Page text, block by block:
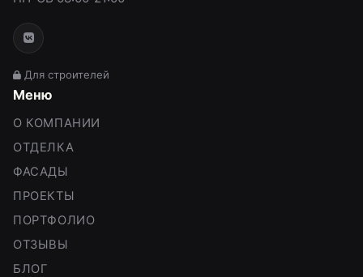
Для строителей
Меню
О КОМПАНИИ
ОТДЕЛКА
ФАСАДЫ
ПРОЕКТЫ
ПОРТФОЛИО
ОТЗЫВЫ
БЛОГ